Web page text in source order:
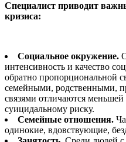
Специалист приводит
кризиса:
Социальное окружение.
интенсивность и качество
обратно пропорциональной
семейными, родственными,
связями отличаются
суицидальному риску.
Семейные отношения.
одинокие, вдовствующие,